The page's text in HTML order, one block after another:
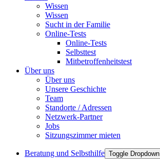
Wissen
Wissen
Sucht in der Familie
Online-Tests
Online-Tests
Selbsttest
Mitbetroffenheitstest
Über uns
Über uns
Unsere Geschichte
Team
Standorte / Adressen
Netzwerk-Partner
Jobs
Sitzungszimmer mieten
Beratung und Selbsthilfe Toggle Dropdown